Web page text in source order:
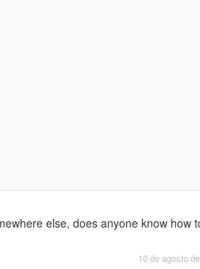
else, does anyone know how
10 de agosto